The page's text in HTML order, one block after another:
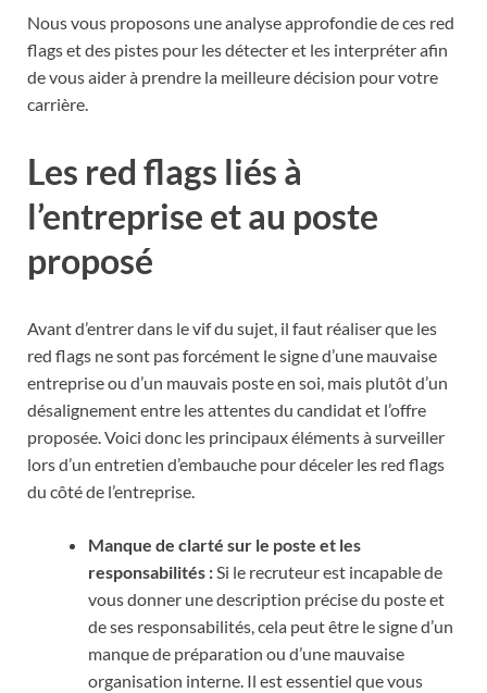
Nous vous proposons une analyse approfondie de ces red
flags et des pistes pour les détecter et les interpréter afin
de vous aider à prendre la meilleure décision pour votre
carrière.
Les red flags liés à
l’entreprise et au poste
proposé
Avant d’entrer dans le vif du sujet, il faut réaliser que les
red flags ne sont pas forcément le signe d’une mauvaise
entreprise ou d’un mauvais poste en soi, mais plutôt d’un
désalignement entre les attentes du candidat et l’offre
proposée. Voici donc les principaux éléments à surveiller
lors d’un entretien d’embauche pour déceler les red flags
du côté de l’entreprise.
Manque de clarté sur le poste et les
responsabilités :Si le recruteur est incapable de
vous donner une description précise du poste et
de ses responsabilités, cela peut être le signe d’un
manque de préparation ou d’une mauvaise
organisation interne. Il est essentiel que vous